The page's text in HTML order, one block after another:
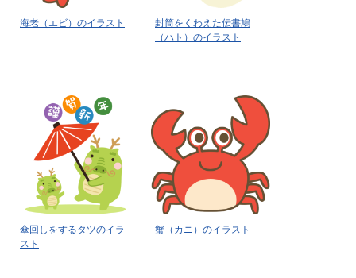
海老（エビ）のイラスト
封筒をくわえた伝書鳩
（ハト）のイラスト
傘回しをするタツのイラ
スト
蟹（カニ）のイラスト